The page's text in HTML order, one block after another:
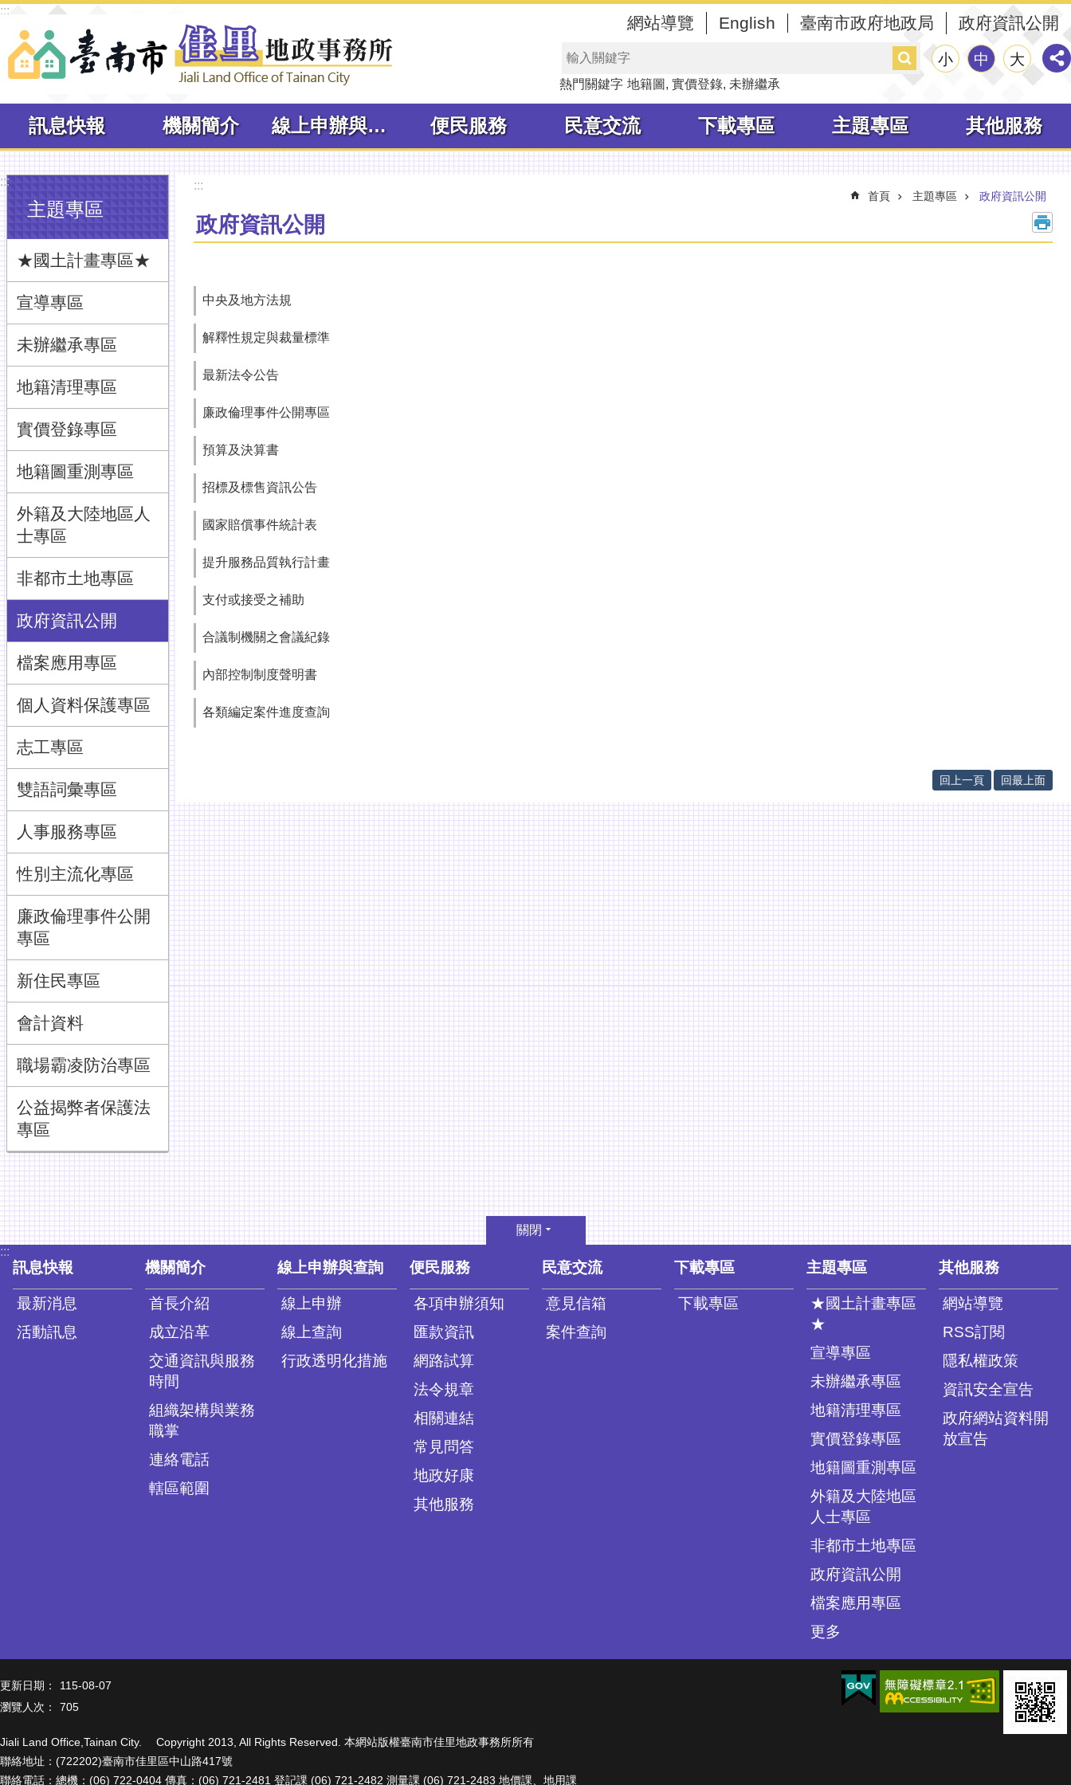
跳到主要內容區塊
:::
網站導覽 English 臺南市政府地政局 政府資訊公開
搜
尋 小 中 大
熱門關鍵字 地籍圖 實價登錄 未辦繼承
訊息快報 機關簡介 線上申辦與查詢 便民服務 民意交流 下載專區 主題專區 其他服務
:::
主題專區
★國土計畫專區★
宣導專區
未辦繼承專區
地籍清理專區
實價登錄專區
地籍圖重測專區
外籍及大陸地區人
士專區
非都市土地專區
政府資訊公開
檔案應用專區
個人資料保護專區
志工專區
雙語詞彙專區
人事服務專區
性別主流化專區
廉政倫理事件公開
專區
新住民專區
會計資料
職場霸凌防治專區
公益揭弊者保護法
專區
:::
首頁 主題專區 政府資訊公開
政府資訊公開
中央及地方法規
解釋性規定與裁量標準
最新法令公告
廉政倫理事件公開專區
預算及決算書
招標及標售資訊公告
國家賠償事件統計表
提升服務品質執行計畫
支付或接受之補助
合議制機關之會議紀錄
內部控制制度聲明書
各類編定案件進度查詢
回上一頁 回最上面
關閉
:::
訊息快報
最新消息
活動訊息
機關簡介
首長介紹
成立沿革
交通資訊與服務
時間
組織架構與業務
職掌
連絡電話
轄區範圍
線上申辦與查詢
線上申辦
線上查詢
行政透明化措施
便民服務
各項申辦須知
匯款資訊
網路試算
法令規章
相關連結
常見問答
地政好康
其他服務
民意交流
意見信箱
案件查詢
下載專區
下載專區
主題專區
★國土計畫專區
★
宣導專區
未辦繼承專區
地籍清理專區
實價登錄專區
地籍圖重測專區
外籍及大陸地區
人士專區
非都市土地專區
政府資訊公開
檔案應用專區
更多
其他服務
網站導覽
RSS訂閱
隱私權政策
資訊安全宣告
政府網站資料開
放宣告
更新日期：
115-08-07
瀏覽人次：
705
Jiali Land Office,Tainan City. Copyright 2013, All Rights Reserved. 本網站版權臺南市佳里地政事務所所有
聯絡地址：(722202)臺南市佳里區中山路417號
聯絡電話：總機：(06) 722-0404 傳真：(06) 721-2481 登記課 (06) 721-2482 測量課 (06) 721-2483 地價課、地用課